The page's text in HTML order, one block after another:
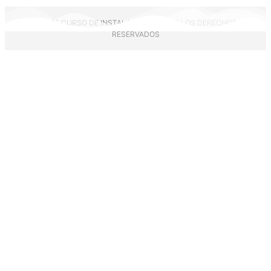
© 2025 CURSO DE INSTALADOR | TODOS LOS DERECHOS
RESERVADOS